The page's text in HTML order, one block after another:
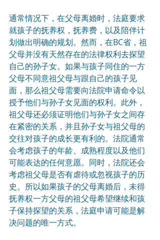
通常情况下，在父母离婚时，法庭要求
就孩子的抚养权，抚养费，以及陪伴计
划做出明确的规划。然而，在BC省，祖
父母并没有天然存在的法律权利去探望
自己的孙子女。如果与孩子同住的一方
父母不同意祖父母与跟自己的孩子见
面，那么祖父母需要向法院申请命令以
授予他们与孙子女见面的权利。此外，
祖父母还必须证明他们与孙子女之间存
在紧密的关系，并且孙子女与祖父母的
交往对孩子的成长更有利的。法院通常
会考虑孩子的年龄、成熟程度以及他们
可能表达的任何意愿。同时，法院还会
考虑祖父母是否有虐待或忽视孩子的历
史。所以如果孩子的父母离婚后，未得
抚养权一方父母的祖父母希望继续和孩
子保持探望的关系，法庭申请可能是解
决问题的唯一方式。